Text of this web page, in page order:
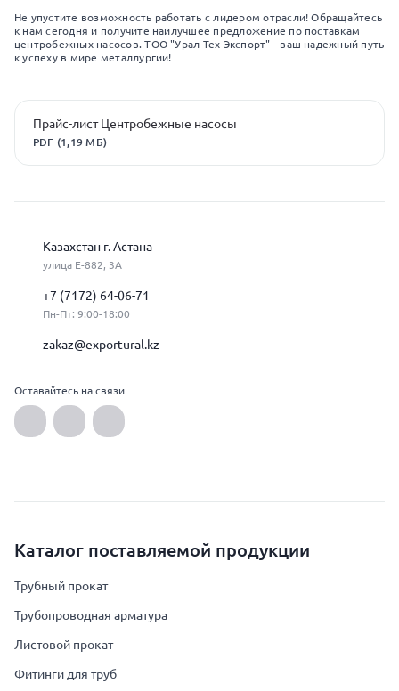
Не упустите возможность работать с лидером отрасли! Обращайтесь
к нам сегодня и получите наилучшее предложение по поставкам
центробежных насосов. ТОО "Урал Тех Экспорт" - ваш надежный путь
к успеху в мире металлургии!
Прайс-лист Центробежные насосы
PDF (1,19 МБ)
Казахстан г. Астана
улица Е-882, 3А
+7 (7172) 64-06-71
Пн-Пт: 9:00-18:00
zakaz@exportural.kz
Оставайтесь на связи
Каталог поставляемой продукции
Трубный прокат
Трубопроводная арматура
Листовой прокат
Фитинги для труб